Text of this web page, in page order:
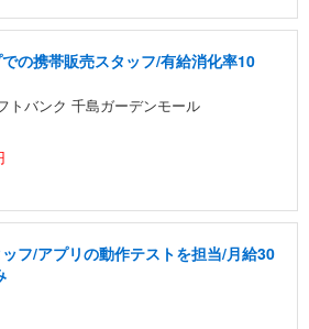
の携帯販売スタッフ/有給消化率10
トバンク 千島ガーデンモール
フ/アプリの動作テストを担当/月給30